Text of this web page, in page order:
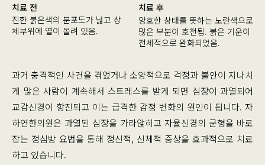
치료 전
진한 붉은색의 분포도가 넓고 상
체부위에 열이 몰려 있음.
치료 후
양호한 상태를 뜻하는 노란색으로
많은 부분이 호전됨. 붉은 기운이
전체적으로 완화되었음.
과거 충격적인 사건을 겪었거나 소양적으로 걱정과 불안이 지나치
게 많은 사람이 계속해서 스트레스를 받게 되면 심장이 과열되어
교감신경이 항진되고 이는 급격한 감정 변화의 원인이 됩니다. 자
하연한의원은 과열된 심장을 가라앉히고 자율신경의 균형을 바로
잡는 정심방 요법을 통해 정신적, 신체적 증상을 효과적으로 치료
하고 있습니다.